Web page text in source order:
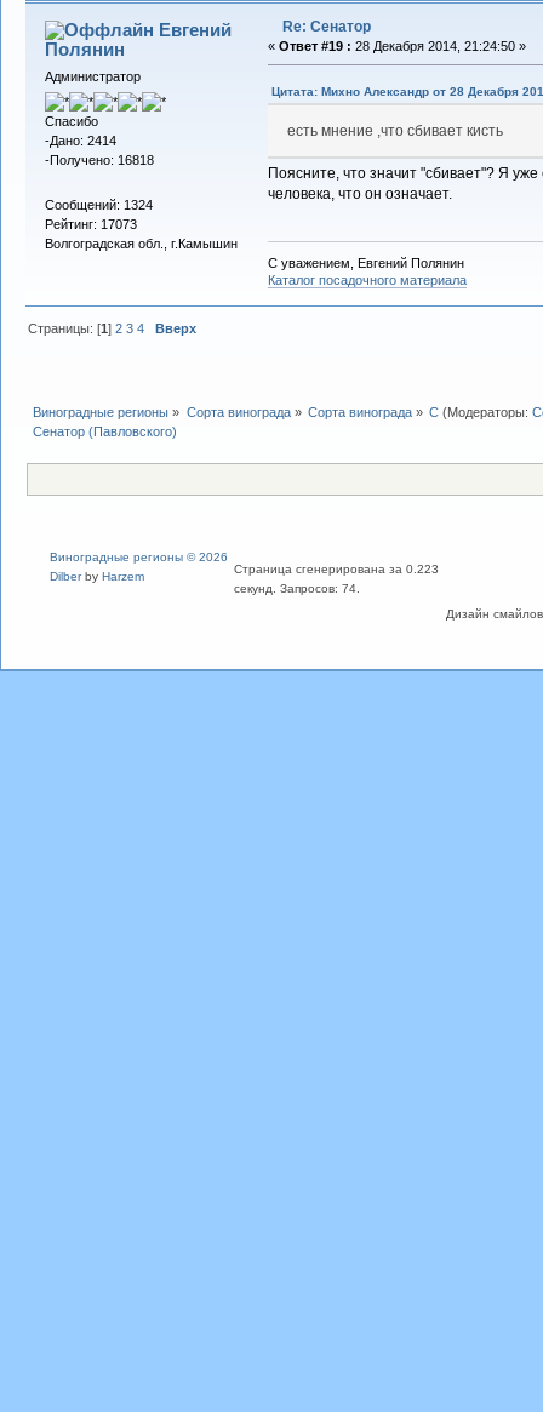
Евгений
Полянин
Администратор
Спасибо
-Дано: 2414
-Получено: 16818
Сообщений: 1324
Рейтинг: 17073
Волгоградская обл., г.Камышин
Re: Сенатор
« Ответ #19 : 28 Декабря 2014, 21:24:50 »
Цитата: Михно Александр от 28 Декабря
есть мнение ,что сбивает кисть
Поясните, что значит "сбивает"? Я
человека, что он означает.
С уважением, Евгений Полянин
Каталог посадочного материала
Страницы: [1]2 3 4 Вверх
Виноградные регионы » Сорта винограда» Сорта винограда» С (Модераторы:
Сенатор (Павловского)
Дизайн
Виноградные регионы © 2026
Dilberby Harzem
Страница сгенерирована за 0.223
секунд. Запросов: 74.